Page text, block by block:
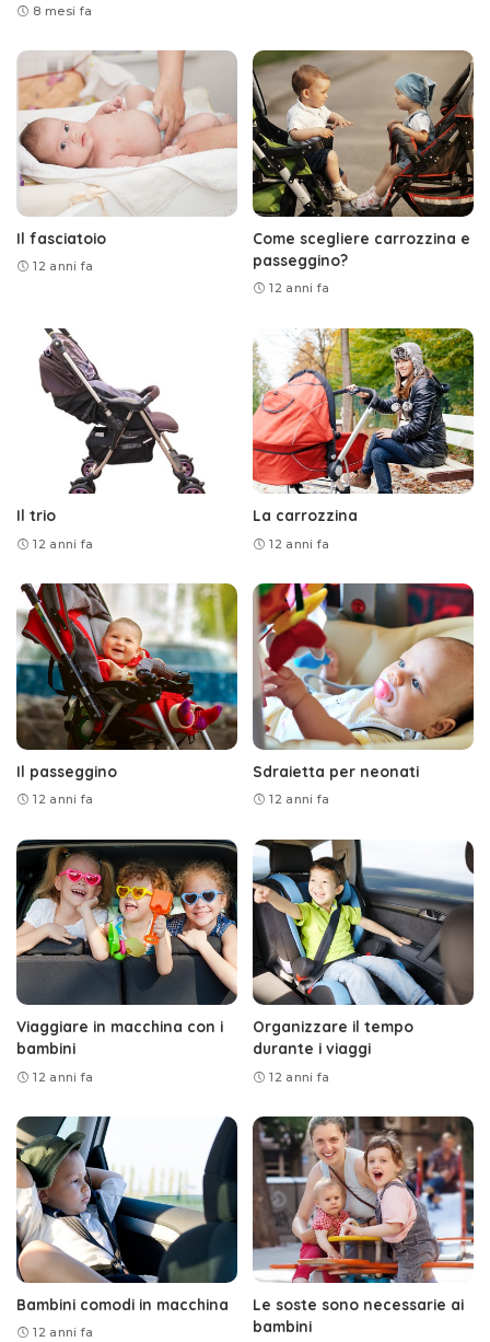
8 mesi fa
Il fasciatoio
12 anni fa
Come scegliere carrozzina e
passeggino?
12 anni fa
Il trio
12 anni fa
La carrozzina
12 anni fa
Il passeggino
12 anni fa
Sdraietta per neonati
12 anni fa
Viaggiare in macchina con i
bambini
12 anni fa
Organizzare il tempo
durante i viaggi
12 anni fa
Bambini comodi in macchina
12 anni fa
Le soste sono necessarie ai
bambini